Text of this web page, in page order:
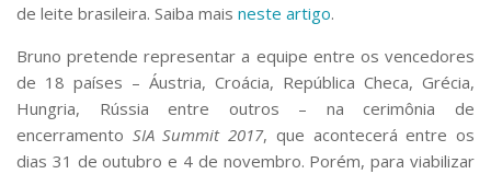
de leite brasileira. Saiba mais neste artigo.
Bruno pretende representar a equipe entre os vencedores
de 18 países – Áustria, Croácia, República Checa, Grécia,
Hungria, Rússia entre outros – na cerimônia de
encerramento SIA Summit 2017, que acontecerá entre os
dias 31 de outubro e 4 de novembro. Porém, para viabilizar